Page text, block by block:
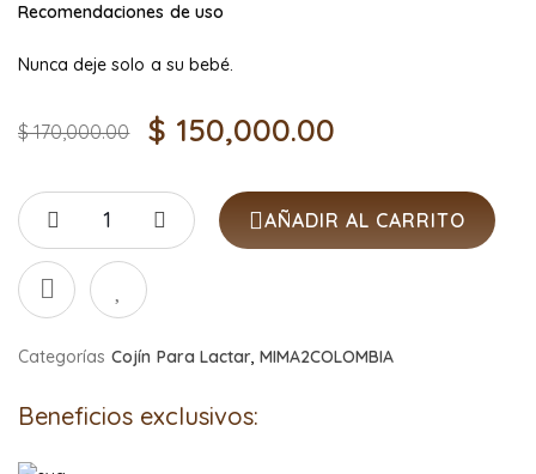
Recomendaciones de uso
Nunca deje solo a su bebé.
$170,000.00 $ 150,000.00
AÑADIR AL CARRITO
Categorías Cojín Para Lactar,MIMA2COLOMBIA
Beneficios exclusivos: